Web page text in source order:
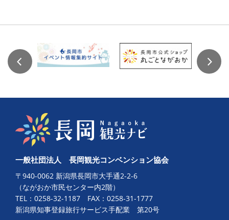
一般社団法人 長岡観光コンベンション協会
〒940-0062 新潟県長岡市大手通2-2-6
（ながおか市民センター内2階）
TEL： 0258-32-1187 FAX：0258-31-1777
新潟県知事登録旅行サービス手配業 第20号